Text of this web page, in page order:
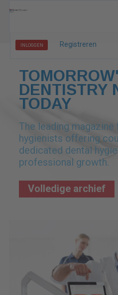
INLOGGEN Registreren
DENTISTRY
TODAY
The leading magazine
hygienists offering
dedicated dental
professional growth.
Volledige archief